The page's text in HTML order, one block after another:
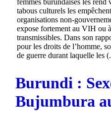
femmes burundaises les rend
tabous culturels les
organisations non-
expose fortement au VIH ou
transmissibles. Dans son
pour les droits de l’homme,
de guerre durant laquelle les
Burundi :
Bujumbura